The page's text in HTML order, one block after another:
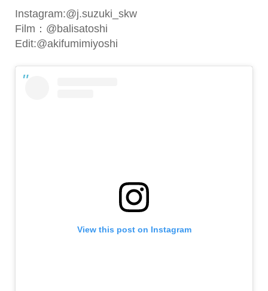
Instagram:@j.suzuki_skw
Film：@balisatoshi
Edit:@akifumimiyoshi
View this post on Instagram